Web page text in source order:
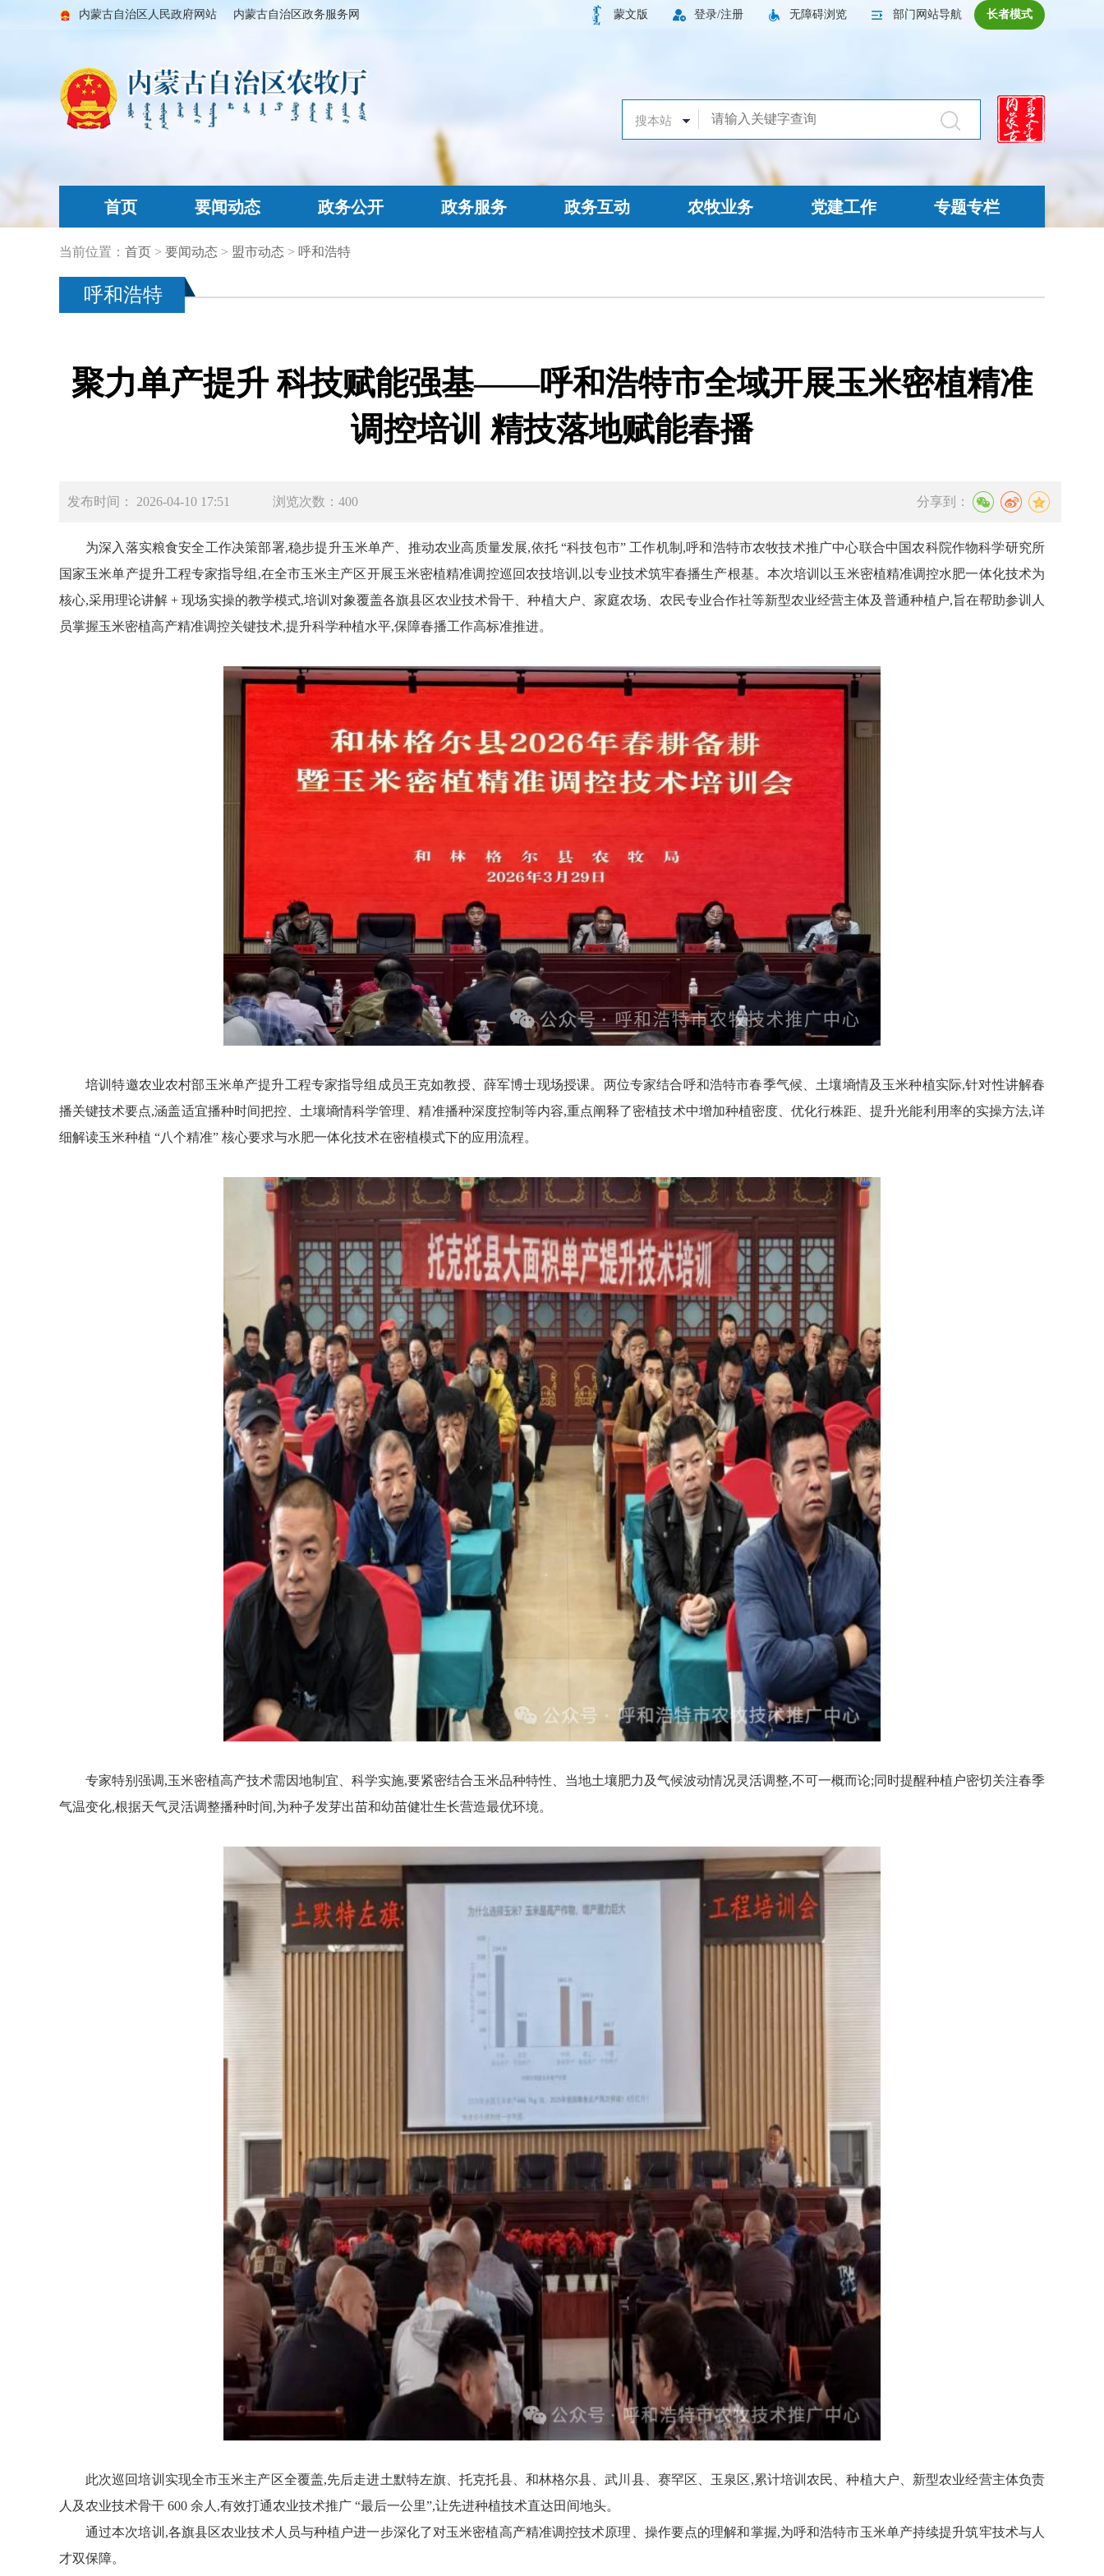
内蒙古自治区人民政府网站 内蒙古自治区政务服务网 长者模式
部门网站导航
无障碍浏览
登录/注册
蒙文版
首页 要闻动态 政务公开 政务服务 政务互动 农牧业务 党建工作 专题专栏
当前位置： 首页 > 要闻动态 > 盟市动态 > 呼和浩特
呼和浩特
聚力单产提升 科技赋能强基——呼和浩特市全域开展玉米密植精准
调控培训 精技落地赋能春播
发布时间： 2026-04-10 17:51 浏览次数：400 分享到：
为深入落实粮食安全工作决策部署,稳步提升玉米单产、推动农业高质量发展,依托 “科技包市” 工作机制,呼和浩特市农牧技术推广中心联合中国农科院作物科学研究所
国家玉米单产提升工程专家指导组,在全市玉米主产区开展玉米密植精准调控巡回农技培训,以专业技术筑牢春播生产根基。本次培训以玉米密植精准调控水肥一体化技术为
核心,采用理论讲解 + 现场实操的教学模式,培训对象覆盖各旗县区农业技术骨干、种植大户、家庭农场、农民专业合作社等新型农业经营主体及普通种植户,旨在帮助参训人
员掌握玉米密植高产精准调控关键技术,提升科学种植水平,保障春播工作高标准推进。
培训特邀农业农村部玉米单产提升工程专家指导组成员王克如教授、薛军博士现场授课。两位专家结合呼和浩特市春季气候、土壤墒情及玉米种植实际,针对性讲解春
播关键技术要点,涵盖适宜播种时间把控、土壤墒情科学管理、精准播种深度控制等内容,重点阐释了密植技术中增加种植密度、优化行株距、提升光能利用率的实操方法,详
细解读玉米种植 “八个精准” 核心要求与水肥一体化技术在密植模式下的应用流程。
专家特别强调,玉米密植高产技术需因地制宜、科学实施,要紧密结合玉米品种特性、当地土壤肥力及气候波动情况灵活调整,不可一概而论;同时提醒种植户密切关注春季
气温变化,根据天气灵活调整播种时间,为种子发芽出苗和幼苗健壮生长营造最优环境。
此次巡回培训实现全市玉米主产区全覆盖,先后走进土默特左旗、托克托县、和林格尔县、武川县、赛罕区、玉泉区,累计培训农民、种植大户、新型农业经营主体负责
人及农业技术骨干 600 余人,有效打通农业技术推广 “最后一公里”,让先进种植技术直达田间地头。
通过本次培训,各旗县区农业技术人员与种植户进一步深化了对玉米密植高产精准调控技术原理、操作要点的理解和掌握,为呼和浩特市玉米单产持续提升筑牢技术与人
才双保障。